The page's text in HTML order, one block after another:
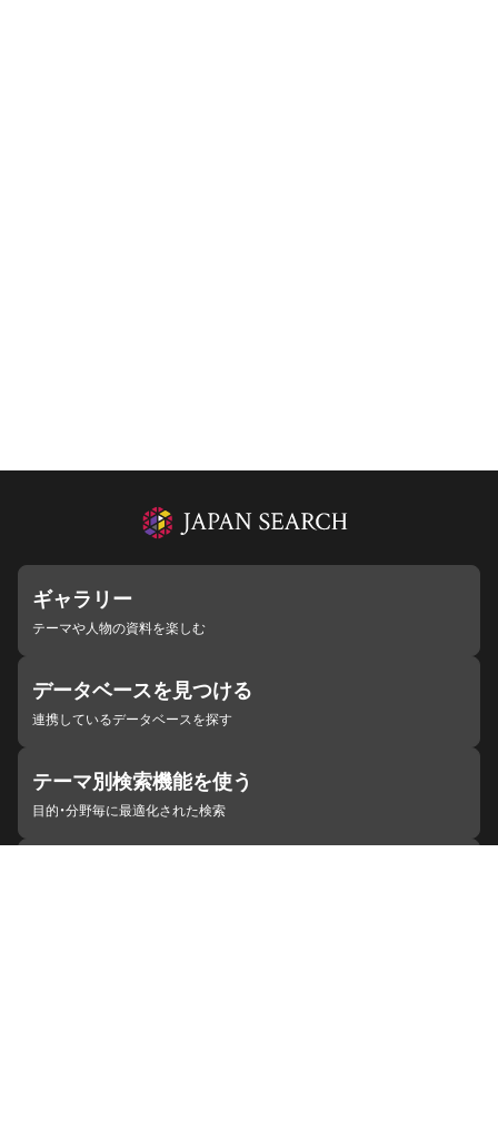
ギャラリー
テーマや人物の資料を楽しむ
データベースを見つける
連携しているデータベースを探す
テーマ別検索機能を使う
目的・分野毎に最適化された検索